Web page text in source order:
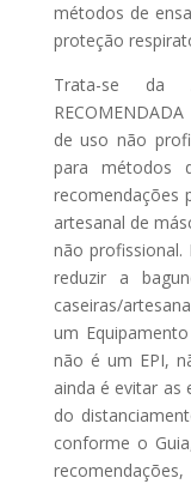
métodos de
proteção
Trata-se da
de uso não
para métodos
recomendações
artesanal de
não profissional.
reduzir a
caseiras/
um
não é um EPI,
ainda é evitar as
do
conforme o